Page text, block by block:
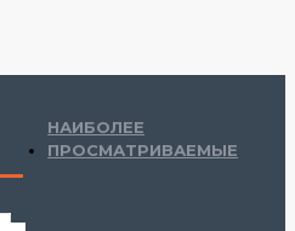
НАИБОЛЕЕ
ПРОСМАТРИВАЕМЫЕ